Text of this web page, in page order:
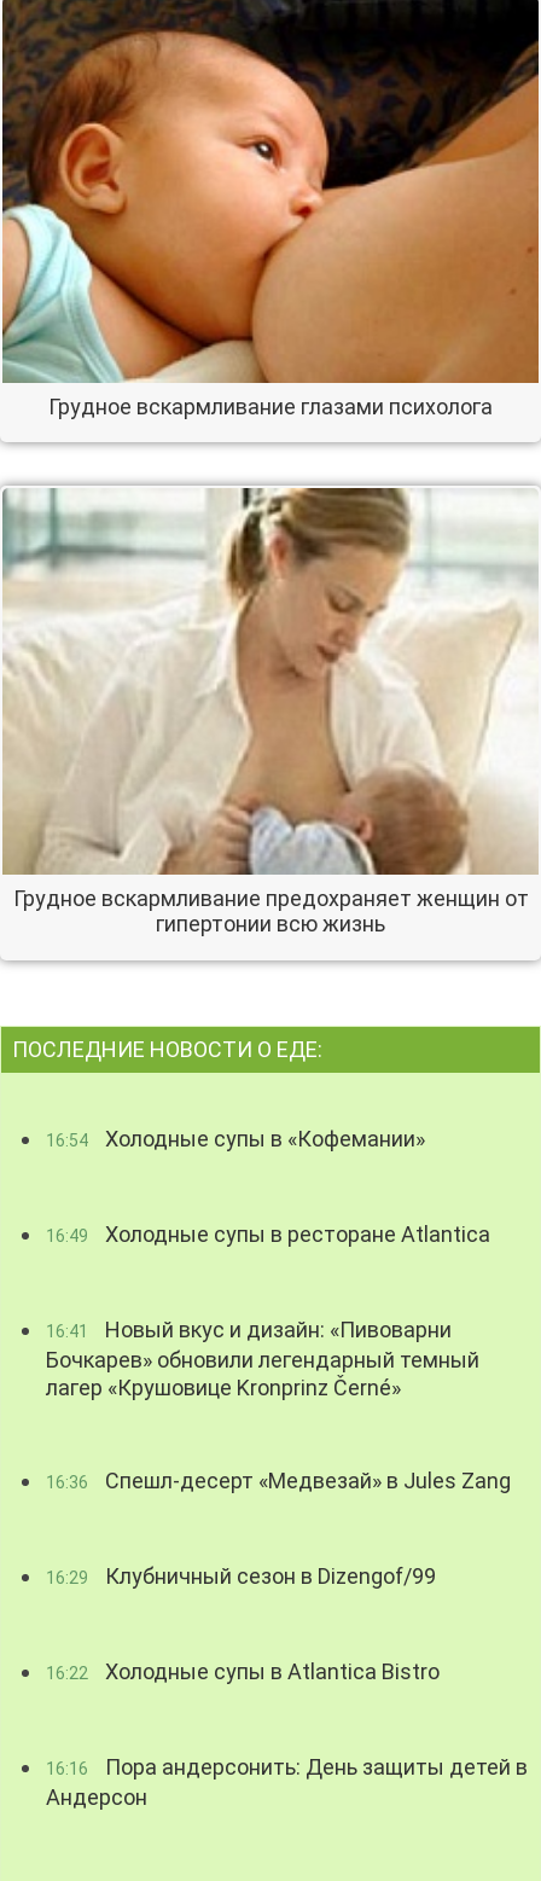
Грудное вскармливание глазами психолога
Грудное вскармливание предохраняет женщин от
гипертонии всю жизнь
ПОСЛЕДНИЕ НОВОСТИ О ЕДЕ:
16:54 Холодные супы в «Кофемании»
16:49 Холодные супы в ресторане Atlantica
16:41
Новый вкус и дизайн: «Пивоварни
Бочкарев» обновили легендарный темный
лагер «Крушовице Kronprinz Černé»
16:36 Спешл-десерт «Медвезай» в Jules Zang
16:29 Клубничный сезон в Dizengof/99
16:22 Холодные супы в Atlantica Bistro
16:16
Пора андерсонить: День защиты детей в
Андерсон